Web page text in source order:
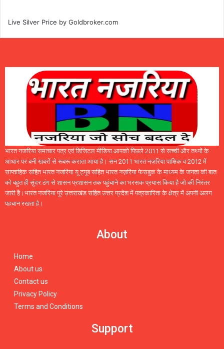
Live Silver Price by Goldbroker.com
भारत नजरिया समाचार पत्र एवं डिजिटल मीडिया आपको पिछले 2011 से सच्ची और तथ्यों के
आधार पर बनी खबरों से रूबरू कराता आया है। सन 2011 भारत नज़रिया पाक्षिक व 2012 में
साप्ताहिक सहित भारत नजरिया यू ट्यूब सहित भारत नज़रिया फेसबुक के माध्यम के जनता की बात
को बहुत ही सुंदर ठंग से शासन प्रशासन तक पहुंचाने का भरसक प्रयास किया है जो की निरंतर
जारी है।भारत नजरिया पूरे उत्तराखंड सहित उत्तर प्रदेश में पत्रकारिता के क्षेत्र में अपनी अलग
पहचान रखता है।
About
Home
About us
Contact us
Privacy Policy
Terms and Conditions
Support